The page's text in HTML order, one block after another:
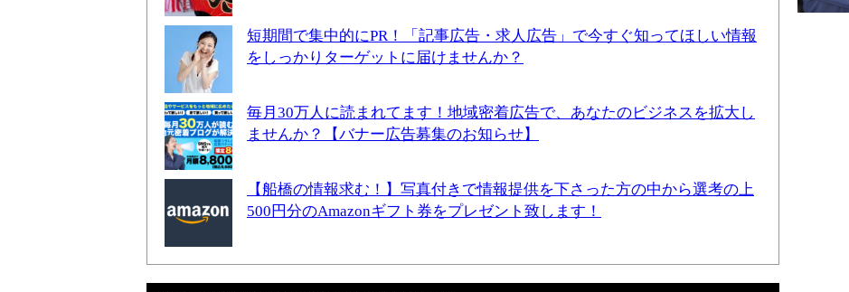
短期間で集中的にPR！「記事広告・求人広告」で今すぐ知ってほしい情報
をしっかりターゲットに届けませんか？
毎月30万人に読まれてます！地域密着広告で、あなたのビジネスを拡大し
ませんか？【バナー広告募集のお知らせ】
【船橋の情報求む！】写真付きで情報提供を下さった方の中から選考の上
500円分のAmazonギフト券をプレゼント致します！